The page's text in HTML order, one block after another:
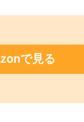
で見る